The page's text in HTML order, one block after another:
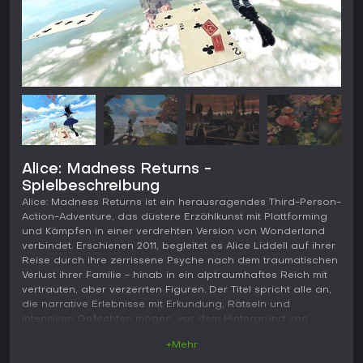
Alice: Madness Returns -
Spielbeschreibung
Alice: Madness Returns ist ein herausragendes Third-Person-
Action-Adventure, das düstere Erzählkunst mit Plattforming
und Kämpfen in einer verdrehten Version von Wonderland
verbindet. Erschienen 2011, begleitet es Alice Liddell auf ihrer
Reise durch ihre zerrissene Psyche nach dem traumatischen
Verlust ihrer Familie - hinab in ein alptraumhaftes Reich mit
vertrauten, aber verzerrten Figuren. Der Titel spricht alle an,
die narrative Erlebnisse mit Erkundung, Rätseln und
intensiven Gefechten mögen, vor dem Hintergrund von
+Mehr